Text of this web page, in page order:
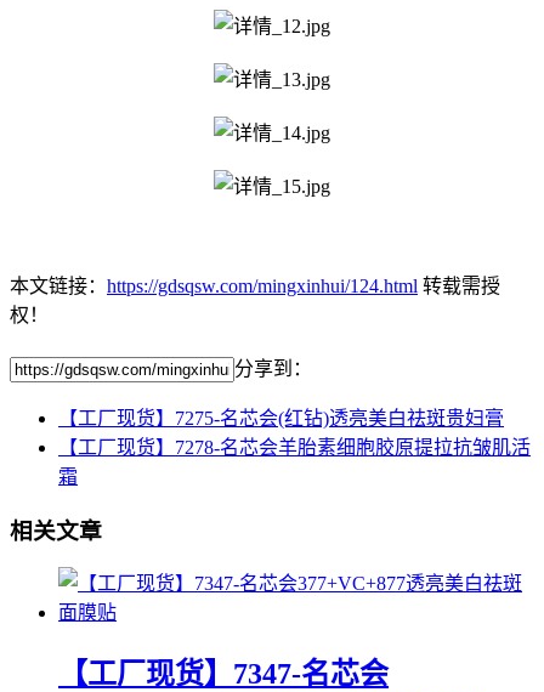
本文链接： https://gdsqsw.com/mingxinhui/124.html 转载需授
权！
分享到：
【工厂现货】7275-名芯会(红钻)透亮美白祛斑贵妇膏
【工厂现货】7278-名芯会羊胎素细胞胶原提拉抗皱肌活
霜
相关文章
【工厂现货】7347-名芯会